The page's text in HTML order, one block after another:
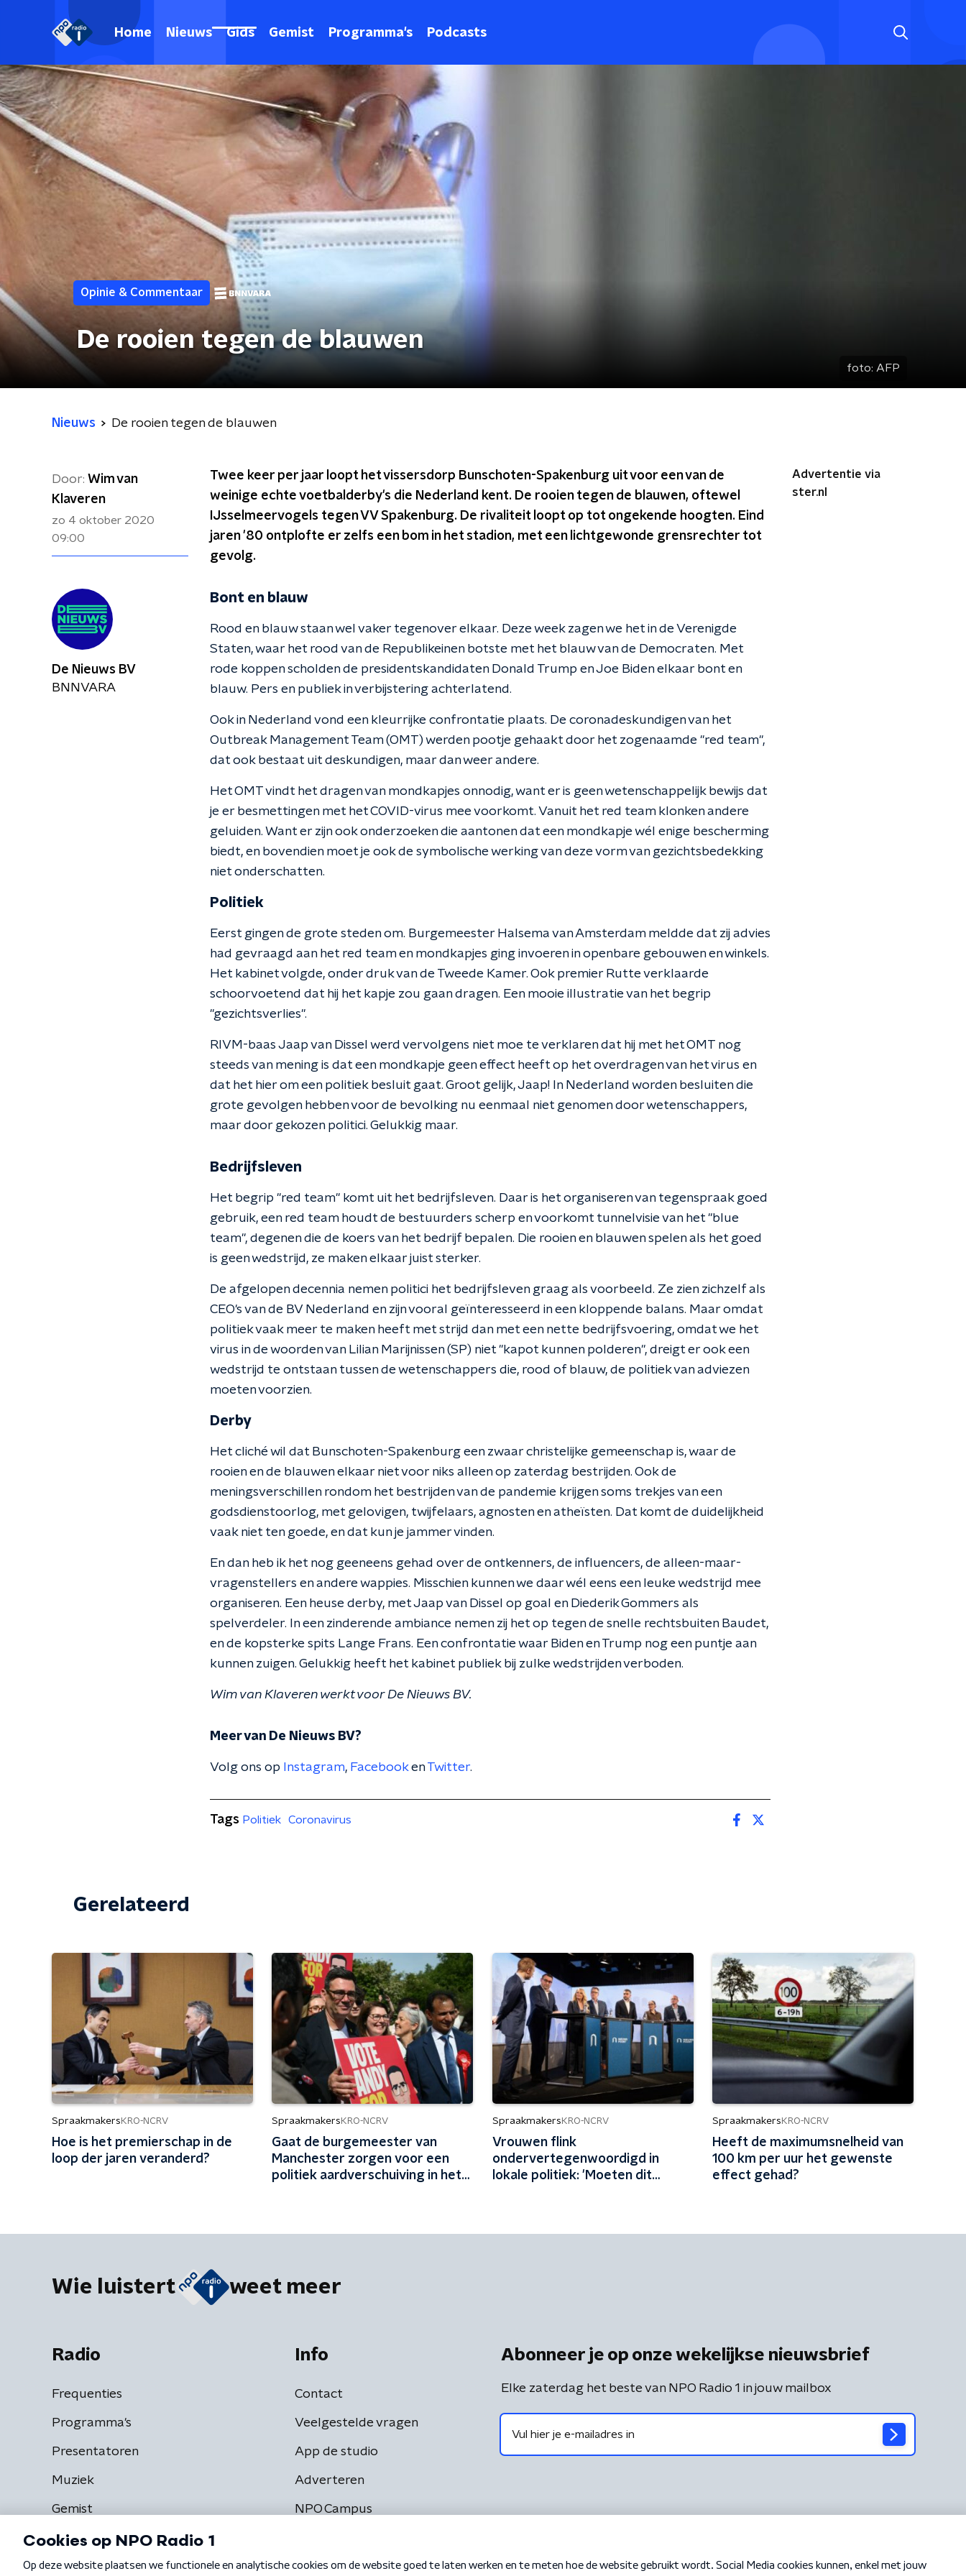
Home Nieuws Gids Gemist Programma's Podcasts
Opinie & Commentaar
De rooien tegen de blauwen
foto: AFP
Nieuws De rooien tegen de blauwen
Door: Wim van
Klaveren
zo 4 oktober 2020
09:00
Twee keer per jaar loopt het vissersdorp Bunschoten-Spakenburg uit voor een van de
weinige echte voetbalderby's die Nederland kent. De rooien tegen de blauwen, oftewel
IJsselmeervogels tegen VV Spakenburg. De rivaliteit loopt op tot ongekende hoogten. Eind
jaren '80 ontplofte er zelfs een bom in het stadion, met een lichtgewonde grensrechter tot
gevolg.
Bont en blauw
Rood en blauw staan wel vaker tegenover elkaar. Deze week zagen we het in de Verenigde
Staten, waar het rood van de Republikeinen botste met het blauw van de Democraten. Met
rode koppen scholden de presidentskandidaten Donald Trump en Joe Biden elkaar bont en
blauw. Pers en publiek in verbijstering achterlatend.
Ook in Nederland vond een kleurrijke confrontatie plaats. De coronadeskundigen van het
Outbreak Management Team (OMT) werden pootje gehaakt door het zogenaamde "red team",
dat ook bestaat uit deskundigen, maar dan weer andere.
Het OMT vindt het dragen van mondkapjes onnodig, want er is geen wetenschappelijk bewijs dat
je er besmettingen met het COVID-virus mee voorkomt. Vanuit het red team klonken andere
geluiden. Want er zijn ook onderzoeken die aantonen dat een mondkapje wél enige bescherming
biedt, en bovendien moet je ook de symbolische werking van deze vorm van gezichtsbedekking
niet onderschatten.
Politiek
Eerst gingen de grote steden om. Burgemeester Halsema van Amsterdam meldde dat zij advies
had gevraagd aan het red team en mondkapjes ging invoeren in openbare gebouwen en winkels.
Het kabinet volgde, onder druk van de Tweede Kamer. Ook premier Rutte verklaarde
schoorvoetend dat hij het kapje zou gaan dragen. Een mooie illustratie van het begrip
"gezichtsverlies".
RIVM-baas Jaap van Dissel werd vervolgens niet moe te verklaren dat hij met het OMT nog
steeds van mening is dat een mondkapje geen effect heeft op het overdragen van het virus en
dat het hier om een politiek besluit gaat. Groot gelijk, Jaap! In Nederland worden besluiten die
grote gevolgen hebben voor de bevolking nu eenmaal niet genomen door wetenschappers,
maar door gekozen politici. Gelukkig maar.
Bedrijfsleven
Het begrip "red team" komt uit het bedrijfsleven. Daar is het organiseren van tegenspraak goed
gebruik, een red team houdt de bestuurders scherp en voorkomt tunnelvisie van het "blue
team", degenen die de koers van het bedrijf bepalen. Die rooien en blauwen spelen als het goed
is geen wedstrijd, ze maken elkaar juist sterker.
De afgelopen decennia nemen politici het bedrijfsleven graag als voorbeeld. Ze zien zichzelf als
CEO's van de BV Nederland en zijn vooral geïnteresseerd in een kloppende balans. Maar omdat
politiek vaak meer te maken heeft met strijd dan met een nette bedrijfsvoering, omdat we het
virus in de woorden van Lilian Marijnissen (SP) niet "kapot kunnen polderen", dreigt er ook een
wedstrijd te ontstaan tussen de wetenschappers die, rood of blauw, de politiek van adviezen
moeten voorzien.
Derby
Het cliché wil dat Bunschoten-Spakenburg een zwaar christelijke gemeenschap is, waar de
rooien en de blauwen elkaar niet voor niks alleen op zaterdag bestrijden. Ook de
meningsverschillen rondom het bestrijden van de pandemie krijgen soms trekjes van een
godsdienstoorlog, met gelovigen, twijfelaars, agnosten en atheïsten. Dat komt de duidelijkheid
vaak niet ten goede, en dat kun je jammer vinden.
En dan heb ik het nog geeneens gehad over de ontkenners, de influencers, de alleen-maar-
vragenstellers en andere wappies. Misschien kunnen we daar wél eens een leuke wedstrijd mee
organiseren. Een heuse derby, met Jaap van Dissel op goal en Diederik Gommers als
spelverdeler. In een zinderende ambiance nemen zij het op tegen de snelle rechtsbuiten Baudet,
en de kopsterke spits Lange Frans. Een confrontatie waar Biden en Trump nog een puntje aan
kunnen zuigen. Gelukkig heeft het kabinet publiek bij zulke wedstrijden verboden.
Wim van Klaveren werkt voor De Nieuws BV.
Meer van De Nieuws BV?
Volg ons op Instagram, FacebookenTwitter.
Advertentie via
ster.nl
De Nieuws BV
BNNVARA
Tags Politiek Coronavirus
Gerelateerd
Spraakmakers KRO-NCRV
Hoe is het premierschap in de
loop der jaren veranderd?
Spraakmakers KRO-NCRV
Gaat de burgemeester van
Manchester zorgen voor een
politiek aardverschuiving in het
Spraakmakers KRO-NCRV
Vrouwen flink
ondervertegenwoordigd in
lokale politiek: 'Moeten dit
Spraakmakers KRO-NCRV
Heeft de maximumsnelheid van
100 km per uur het gewenste
effect gehad?
Wie luistert weet meer
Radio
Frequenties
Programma's
Presentatoren
Muziek
Gemist
Info
Contact
Veelgestelde vragen
App de studio
Adverteren
NPO Campus
Abonneer je op onze wekelijkse nieuwsbrief
Elke zaterdag het beste van NPO Radio 1 in jouw mailbox